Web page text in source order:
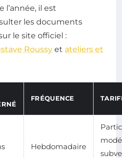
l’année, il est
les documents
le site officiel :
Roussy et ateliers et
FRÉQUENCE
Hebdomadaire